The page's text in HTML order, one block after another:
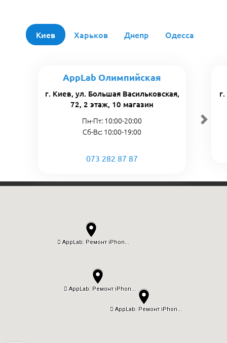
Киев Харьков Днепр Одесса
AppLab Олимпийская
г. Киев, ул. Большая Васильковская,
72, 2 этаж, 10 магазин
Пн-Пт: 10:00-20:00
Сб-Вс: 10:00-19:00
073 282 87 87